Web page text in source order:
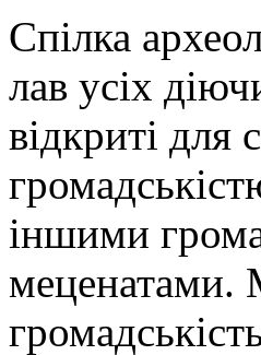
Спілка
лав усіх
відкриті для
іншими
меценатами.